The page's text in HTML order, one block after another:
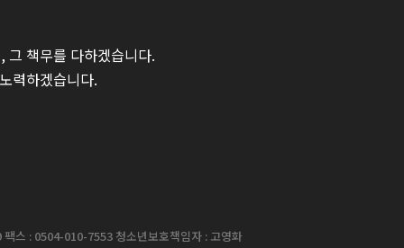
그 책무를 다하겠습니다.
력하겠습니다.
스 : 0504-010-7553 청소년보호책임자 : 고영화